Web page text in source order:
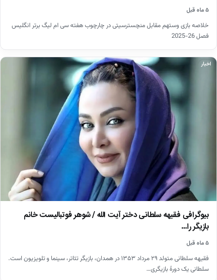
۵ ماه قبل
خلاصه بازی وستهم مقابل منچسترسیتی در چارچوب هفته سی ام لیگ برتر انگلیس
فصل 26-2025
اخبار
بیوگرافی فقیهه سلطانی دختر آیت الله / شوهر فوتبالیست خانم
بازیگر را…
۵ ماه قبل
فقیهه سلطانی متولد ۲۹ مرداد ۱۳۵۳ در همدان، بازیگر تئاتر، سینما و تلویزیون است.
سلطانی یک دورهٔ بازیگری…